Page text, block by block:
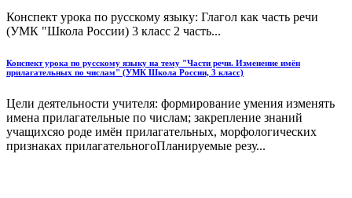
Конспект урока по русскому языку: Глагол как часть речи
(УМК "Школа России) 3 класс 2 часть...
Конспект урока по русскому языку на тему "Части речи. Изменение имён
прилагательных по числам" (УМК Школа России, 3 класс)
Цели деятельности учителя: формирование умения изменять
имена прилагательные по числам; закрепление знаний
учащихсяо роде имён прилагательных, морфологических
признаках прилагательногоПланируемые резу...